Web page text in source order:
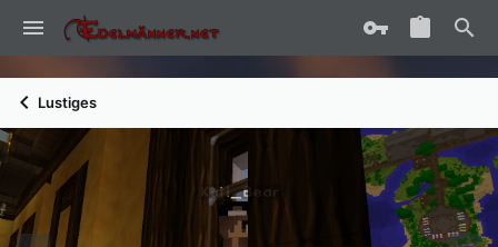
Lustiges